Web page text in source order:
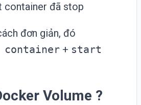
container đã stop
đơn giản, đó
container + start
Volume ?